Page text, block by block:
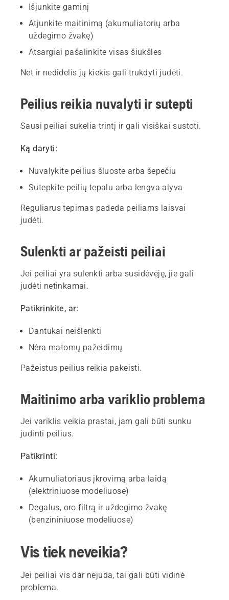
Išjunkite gaminį
Atjunkite maitinimą (akumuliatorių arba
uždegimo žvakę)
Atsargiai pašalinkite visas šiukšles
Net ir nedidelis jų kiekis gali trukdyti judėti.
Peilius reikia nuvalyti ir sutepti
Sausi peiliai sukelia trintį ir gali visiškai sustoti.
Ką daryti:
Nuvalykite peilius šluoste arba šepečiu
Sutepkite peilių tepalu arba lengva alyva
Reguliarus tepimas padeda peiliams laisvai
judėti.
Sulenkti ar pažeisti peiliai
Jei peiliai yra sulenkti arba susidėvėję, jie gali
judėti netinkamai.
Patikrinkite, ar:
Dantukai neišlenkti
Nėra matomų pažeidimų
Pažeistus peilius reikia pakeisti.
Maitinimo arba variklio problema
Jei variklis veikia prastai, jam gali būti sunku
judinti peilius.
Patikrinti:
Akumuliatoriaus įkrovimą arba laidą
(elektriniuose modeliuose)
Degalus, oro filtrą ir uždegimo žvakę
(benzininiuose modeliuose)
Vis tiek neveikia?
Jei peiliai vis dar nejuda, tai gali būti vidinė
problema.